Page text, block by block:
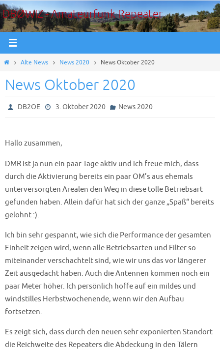
Zum
Inhalt
springen
DBØWIZ - Amateurfunk Repeater
StartAlte News News 2020 News Oktober 2020
News Oktober 2020
DB2OE 3. Oktober 2020 News 2020
Hallo zusammen,
DMR ist ja nun ein paar Tage aktiv und ich freue mich, dass
durch die Aktivierung bereits ein paar OM’s aus ehemals
unterversorgten Arealen den Weg in diese tolle Betriebsart
gefunden haben. Allein dafür hat sich der ganze „Spaß“ bereits
gelohnt :).
Ich bin sehr gespannt, wie sich die Performance der gesamten
Einheit zeigen wird, wenn alle Betriebsarten und Filter so
miteinander verschachtelt sind, wie wir uns das vor längerer
Zeit ausgedacht haben. Auch die Antennen kommen noch ein
paar Meter höher. Ich persönlich hoffe auf ein mildes und
windstilles Herbstwochenende, wenn wir den Aufbau
fortsetzen.
Es zeigt sich, dass durch den neuen sehr exponierten Standort
die Reichweite des Repeaters die Abdeckung in den Tälern